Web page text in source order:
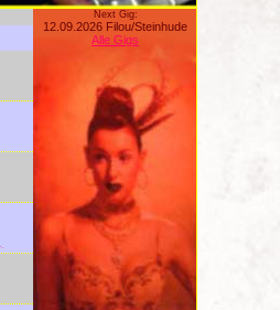
Next Gig:
12.09.2026 Filou/Steinhude
Alle Gigs